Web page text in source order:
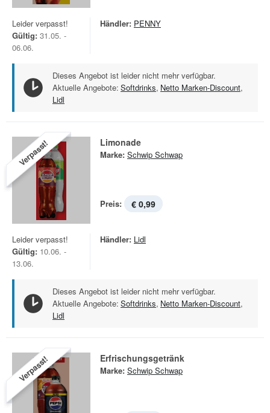
Leider verpasst!
Gültig: 31.05. -
06.06.
Händler: PENNY
Dieses Angebot ist leider nicht mehr verfügbar.
Aktuelle Angebote: Softdrinks, Netto Marken-Discount,
Lidl
Verpasst! Limonade
Marke: Schwip Schwap
Preis: € 0,99
Leider verpasst!
Gültig: 10.06. -
13.06.
Händler: Lidl
Dieses Angebot ist leider nicht mehr verfügbar.
Aktuelle Angebote: Softdrinks, Netto Marken-Discount,
Lidl
Verpasst! Erfrischungsgetränk
Marke: Schwip Schwap